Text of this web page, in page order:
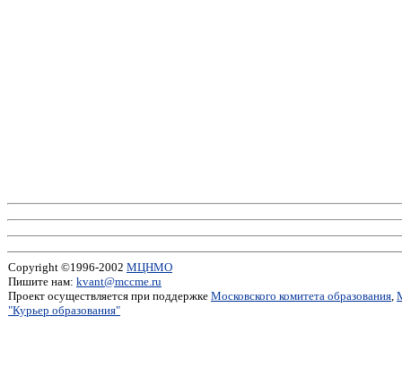
Copyright ©1996-2002 МЦНМО
Пишите нам: kvant@mccme.ru
Проект осуществляется при поддержке Московского комитета образования,
"Курьер образования"